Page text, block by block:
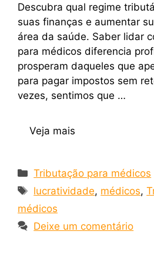
Descubra qual regime
suas finanças e aumentar
área da saúde. Saber lidar
para médicos diferencia
prosperam daqueles que
para pagar impostos sem
vezes, sentimos que …
Veja mais
Tributação para médicos
lucratividade, médicos,
médicos
Deixe um comentário